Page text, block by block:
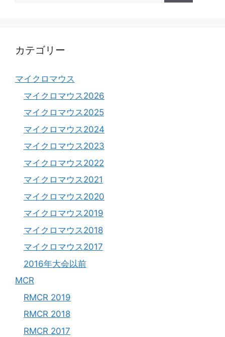
カテゴリー
マイクロマウス
マイクロマウス2026
マイクロマウス2025
マイクロマウス2024
マイクロマウス2023
マイクロマウス2022
マイクロマウス2021
マイクロマウス2020
マイクロマウス2019
マイクロマウス2018
マイクロマウス2017
2016年大会以前
MCR
RMCR 2019
RMCR 2018
RMCR 2017